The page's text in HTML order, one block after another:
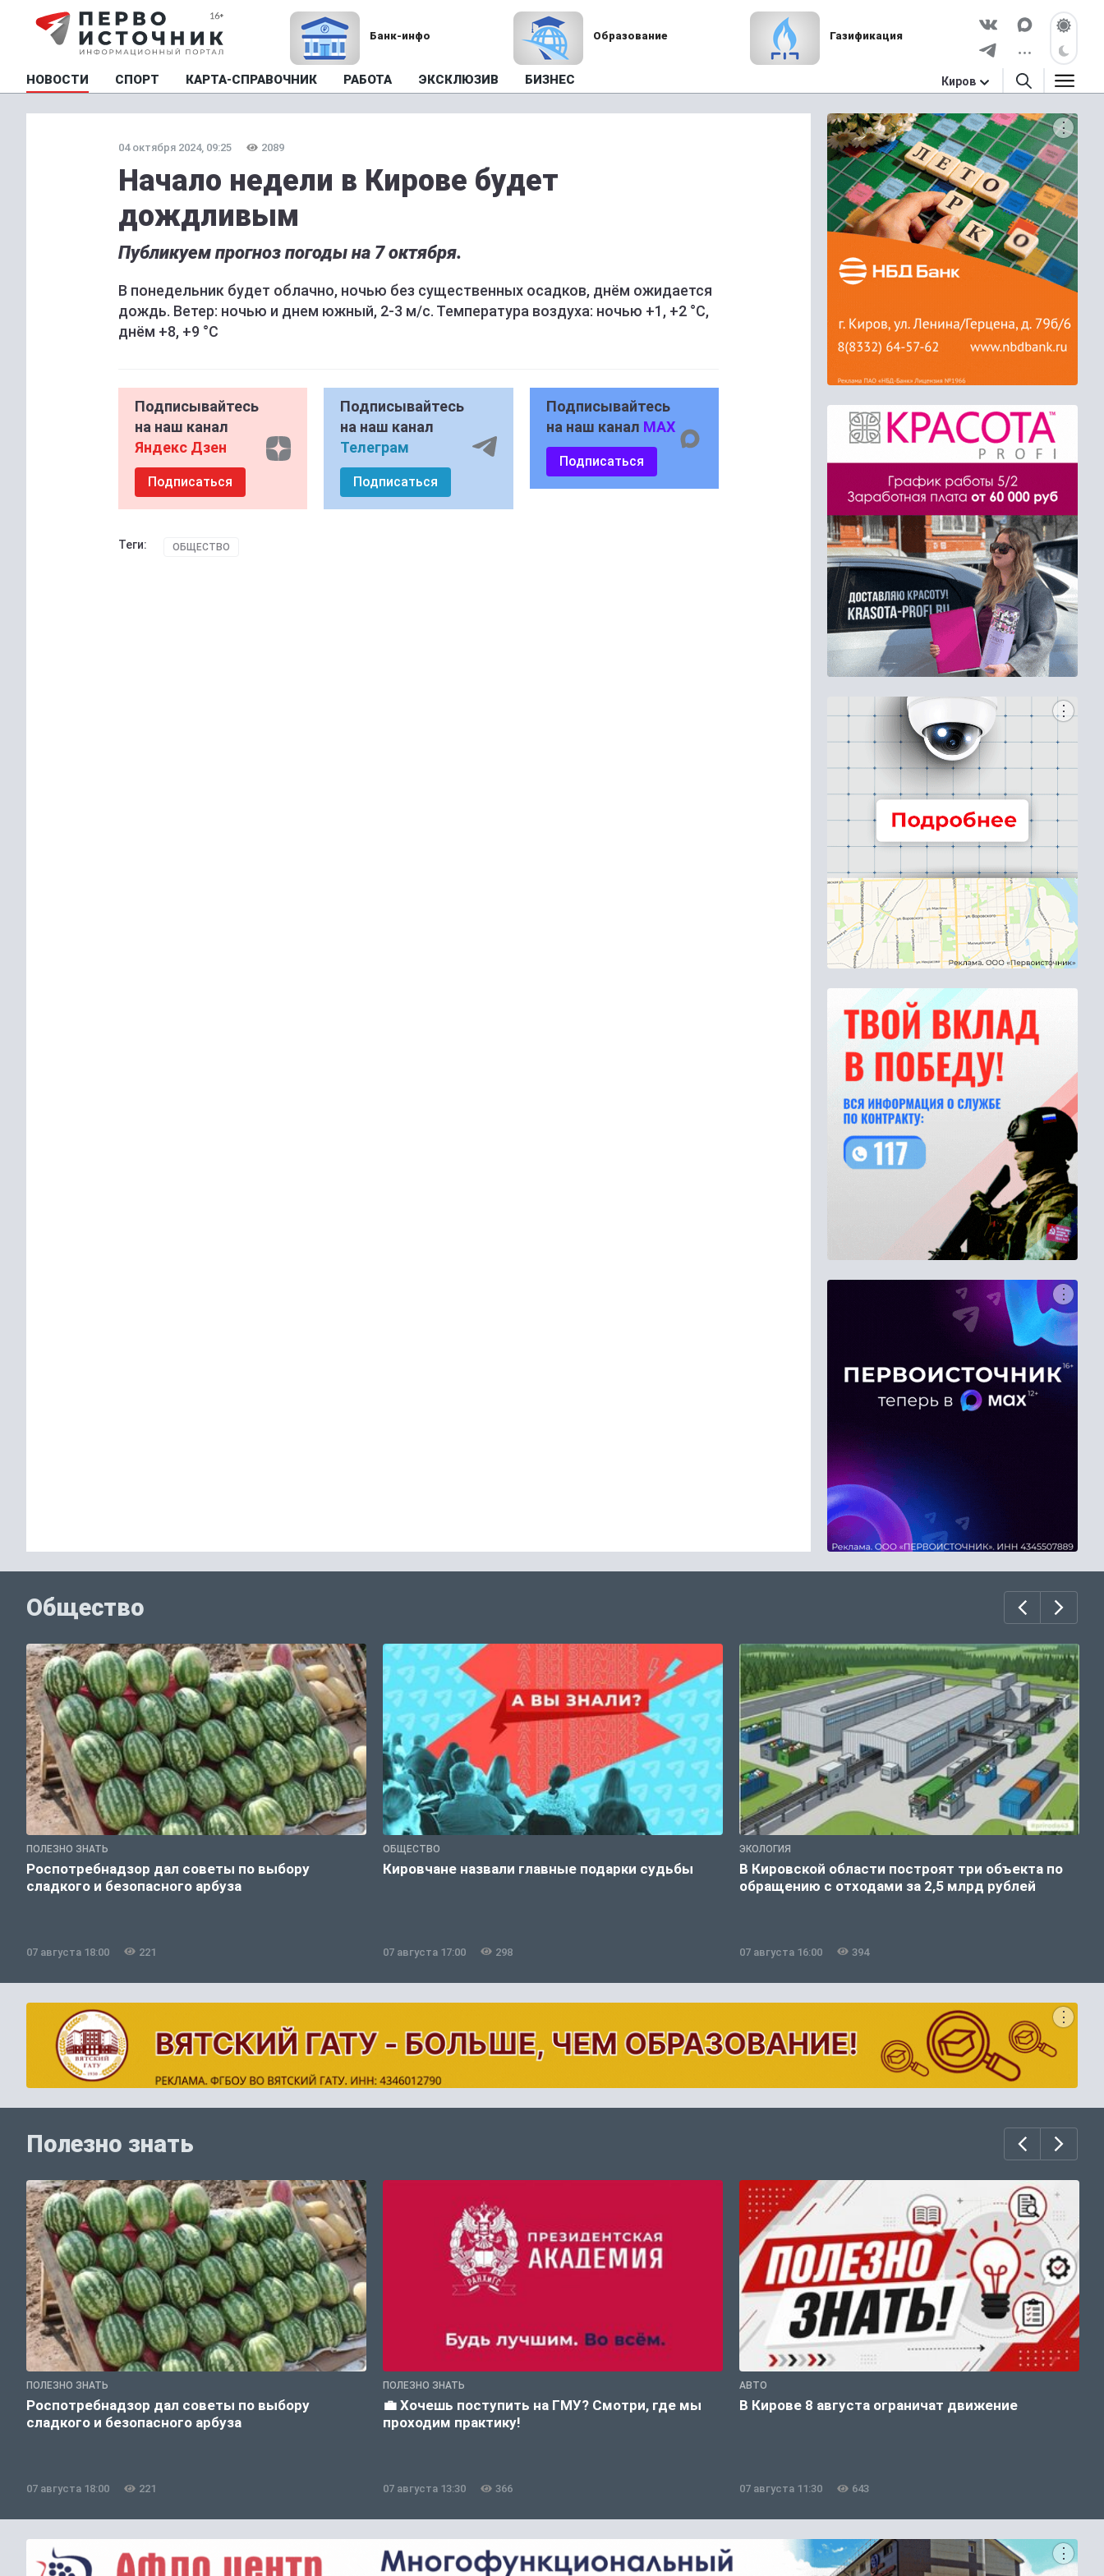
Банк-инфо Образование Газификация
НОВОСТИ СПОРТ КАРТА-СПРАВОЧНИК РАБОТА ЭКСКЛЮЗИВ БИЗНЕС Киров
04 октября 2024, 09:25 2089
Начало недели в Кирове будет
дождливым
Публикуем прогноз погоды на 7 октября.
В понедельник будет облачно, ночью без существенных осадков, днём ожидается
дождь. Ветер: ночью и днем южный, 2-3 м/с. Температура воздуха: ночью +1, +2 °C,
днём +8, +9 °C
Подписывайтесь
на наш канал
Яндекс Дзен
Подписаться
Подписывайтесь
на наш канал
Телеграм
Подписаться
Подписывайтесь
на наш канал MAX
Подписаться
Теги: ОБЩЕСТВО
Общество
ПОЛЕЗНО ЗНАТЬ
Роспотребнадзор дал советы по выбору
сладкого и безопасного арбуза
07 августа 18:00 221
ОБЩЕСТВО
Кировчане назвали главные подарки судьбы
07 августа 17:00 298
ЭКОЛОГИЯ
В Кировской области построят три объекта по
обращению с отходами за 2,5 млрд рублей
07 августа 16:00 394
Полезно знать
ПОЛЕЗНО ЗНАТЬ
Роспотребнадзор дал советы по выбору
сладкого и безопасного арбуза
07 августа 18:00 221
ПОЛЕЗНО ЗНАТЬ
💼 Хочешь поступить на ГМУ? Смотри, где мы
проходим практику!
07 августа 13:30 366
АВТО
В Кирове 8 августа ограничат движение
07 августа 11:30 643